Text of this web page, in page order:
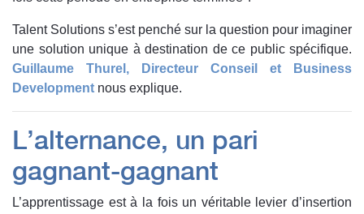
Talent Solutions s’est penché sur la question pour imaginer
une solution unique à destination de ce public spécifique.
Guillaume Thurel, Directeur Conseil et Business
Development nous explique.
L’alternance, un pari
gagnant-gagnant
L’apprentissage est à la fois un véritable levier d’insertion